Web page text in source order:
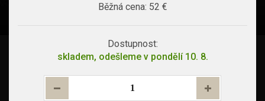
Běžná cena: 52 €
Dostupnost:
skladem, odešleme v pondělí 10. 8.